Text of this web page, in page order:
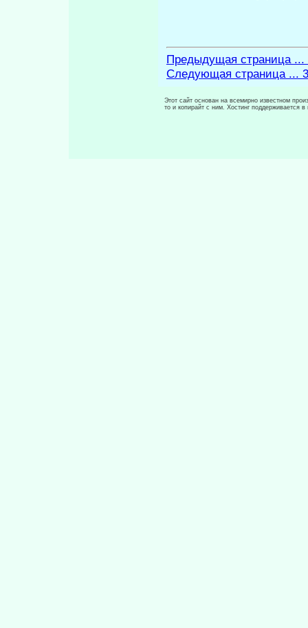
Предыдущая страница ...
Следующая страница ...
Этот сайт основан на всемирно известном
то и копирайт с ним. Хостинг поддерживается